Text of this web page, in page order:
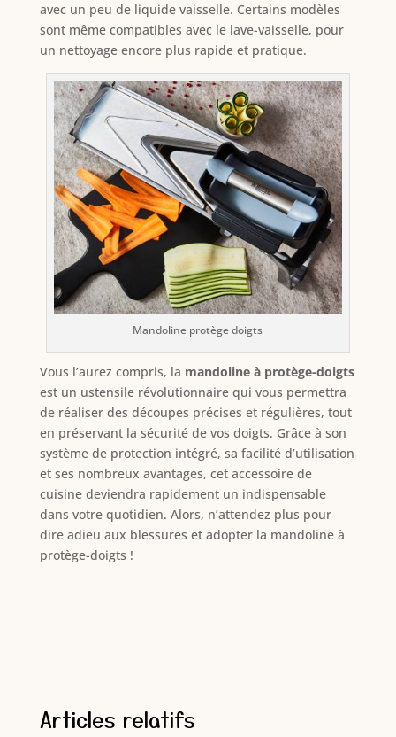
avec un peu de liquide vaisselle. Certains modèles
sont même compatibles avec le lave-vaisselle, pour
un nettoyage encore plus rapide et pratique.
Mandoline protège doigts
Vous l’aurez compris, la mandoline à protège-doigts
est un ustensile révolutionnaire qui vous permettra
de réaliser des découpes précises et régulières, tout
en préservant la sécurité de vos doigts. Grâce à son
système de protection intégré, sa facilité d’utilisation
et ses nombreux avantages, cet accessoire de
cuisine deviendra rapidement un indispensable
dans votre quotidien. Alors, n’attendez plus pour
dire adieu aux blessures et adopter la mandoline à
protège-doigts !
Articles relatifs